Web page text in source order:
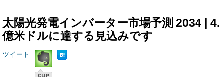
太陽光発電インバーター市場予測 2034 |
億米ドルに達する見込みです
ツイート